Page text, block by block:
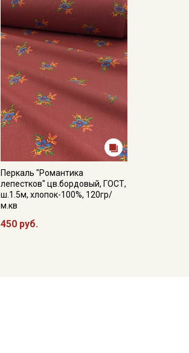
Перкаль "Романтика
лепестков" цв.бордовый, ГОСТ,
ш.1.5м, хлопок-100%, 120гр/
м.кв
450 руб.